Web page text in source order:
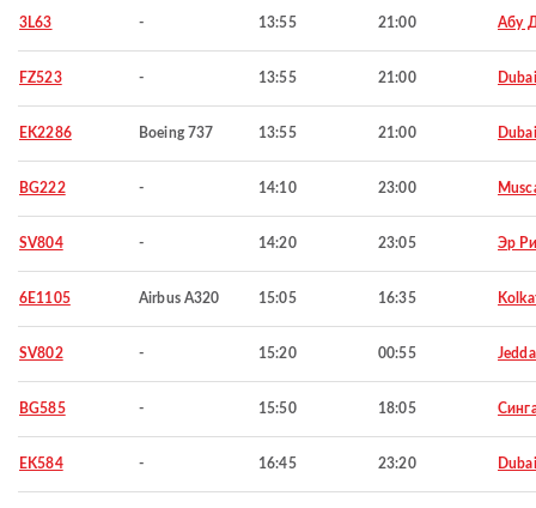
3L63 - 13:55 21:00 Абу
FZ523 - 13:55 21:00 Dubai
EK2286 Boeing 737 13:55 21:00 Dubai
BG222 - 14:10 23:00
SV804 - 14:20 23:05 Эр
6E1105 Airbus A320 15:05 16:35
SV802 - 15:20 00:55
BG585 - 15:50 18:05
EK584 - 16:45 23:20 Dubai